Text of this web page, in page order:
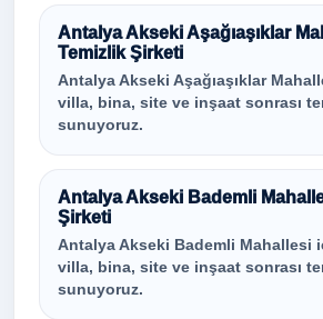
Antalya Akseki Aşağıaşıklar
Temizlik Şirketi
Antalya Akseki Aşağıaşıklar
villa, bina, site ve inşaat sonrası
sunuyoruz.
Antalya Akseki Bademli
Şirketi
Antalya Akseki Bademli Mahallesi
villa, bina, site ve inşaat sonrası
sunuyoruz.